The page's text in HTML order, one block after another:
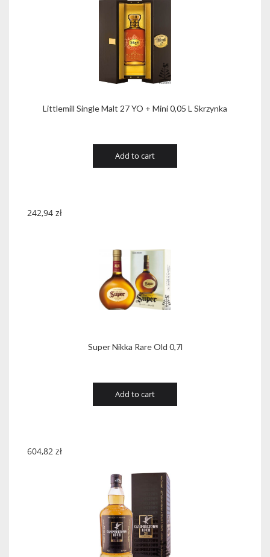
Littlemill Single Malt 27 YO + Mini 0,05 L Skrzynka
Add to cart
Super Nikka Rare Old 0,7l
242,94 zł
Add to cart
604,82 zł